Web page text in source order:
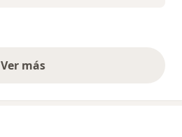
Ver másopiniones anteriores